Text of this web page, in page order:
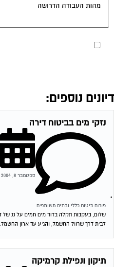
מאשר את תנאי הפרטיות
נוספים:
נזקי מים בביטוח דירה
פורום ביטוח כללי ובתים משותפים
ספטמבר 8, 2004
שלום, בעקבות תקלה בדוד מים חמים על גג של
לבית דרך שרוול החשמל, והגיע עד ארון החשמל.
תיקון ונפילת קרמיקה